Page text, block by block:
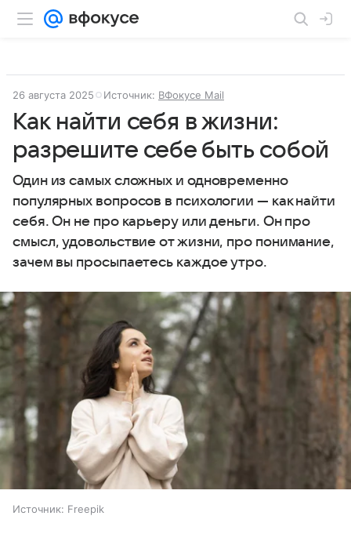
26 августа 2025 Источник: ВФокусе Mail
Как найти себя в жизни:
разрешите себе быть собой
Один из самых сложных и одновременно
популярных вопросов в психологии — как найти
себя. Он не про карьеру или деньги. Он про
смысл, удовольствие от жизни, про понимание,
зачем вы просыпаетесь каждое утро.
Источник: Freepik